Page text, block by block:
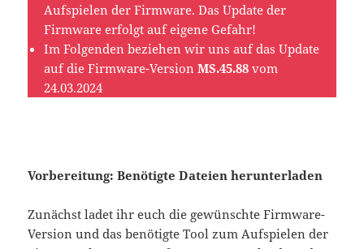
Aufspielen der Firmware. Das Update der
Firmware erfolgt auf eigene Gefahr!
Im Folgenden beziehen wir uns auf das Update
auf die Firmware-VersionMS.45.88 vom
24.03.2024
Vorbereitung: Benötigte Dateien herunterladen
Zunächst ladet ihr euch die gewünschte Firmware-
Version und das benötigte Tool zum Aufspielen der